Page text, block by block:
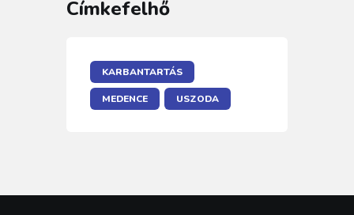
Címkefelhő
KARBANTARTÁS
MEDENCE USZODA